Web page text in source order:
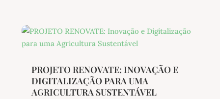
PROJETO RENOVATE: INOVAÇÃO E
DIGITALIZAÇÃO PARA UMA
AGRICULTURA SUSTENTÁVEL